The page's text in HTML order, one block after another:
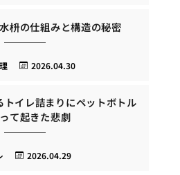
枡の仕組みと構造の秘密
2026.04.30
トイレ詰まりにペットボトル
て起きた悲劇
2026.04.29